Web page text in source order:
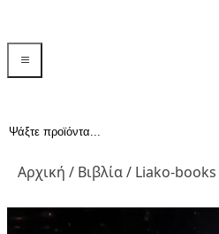
Αναζήτηση...
Αρχική / Βιβλία/ Liako-books